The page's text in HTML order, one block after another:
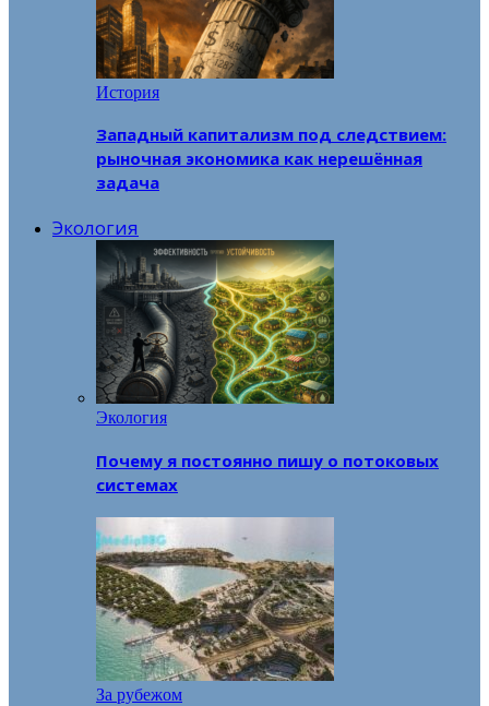
История
Западный капитализм под следствием:
рыночная экономика как нерешённая
задача
Экология
Экология
Почему я постоянно пишу о потоковых
системах
За рубежом